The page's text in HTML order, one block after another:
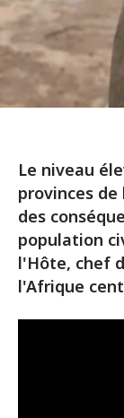
Le niveau
provinces
des
population
l'Hôte, chef
l'Afrique